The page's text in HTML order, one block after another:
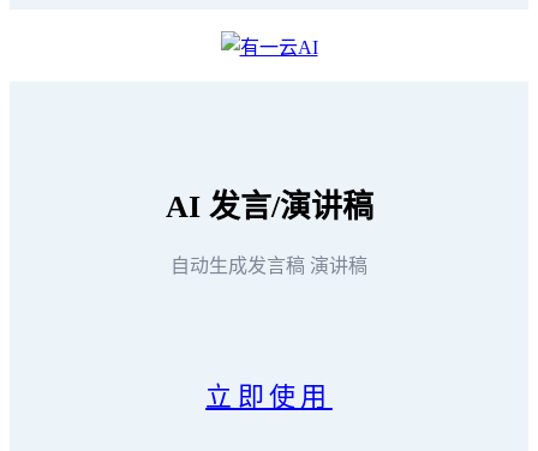
AI 发言/演讲稿
自动生成发言稿 演讲稿
立即使用